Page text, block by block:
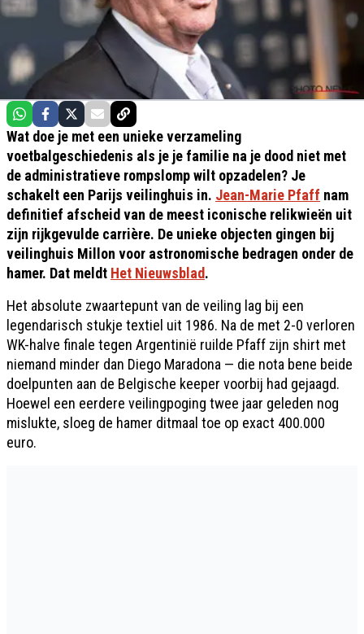
Wat doe je met een unieke verzameling
voetbalgeschiedenis als je je familie na je dood niet met
de administratieve rompslomp wilt opzadelen? Je
schakelt een Parijs veilinghuis in. Jean-Marie Pfaff nam
definitief afscheid van de meest iconische relikwieën uit
zijn rijkgevulde carrière. De unieke objecten gingen bij
veilinghuis Millon voor astronomische bedragen onder de
hamer. Dat meldt Het Nieuwsblad.
Het absolute zwaartepunt van de veiling lag bij een
legendarisch stukje textiel uit 1986. Na de met 2-0 verloren
WK-halve finale tegen Argentinië ruilde Pfaff zijn shirt met
niemand minder dan Diego Maradona — die nota bene beide
doelpunten aan de Belgische keeper voorbij had gejaagd.
Hoewel een eerdere veilingpoging twee jaar geleden nog
mislukte, sloeg de hamer ditmaal toe op exact 400.000
euro.